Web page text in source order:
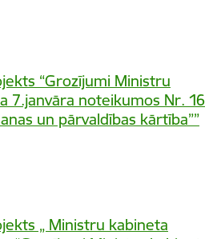
“Grozījumi Ministru
7.janvāra noteikumos Nr. 16
un pārvaldības kārtība””
„ Ministru kabineta